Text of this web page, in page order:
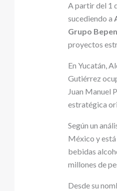
A partir del 1
sucediendo a
Grupo
proyectos
En Yucatán,
Gutiérrez
Juan Manuel
estratégica
Según un
México y
bebidas
millones de
Desde su